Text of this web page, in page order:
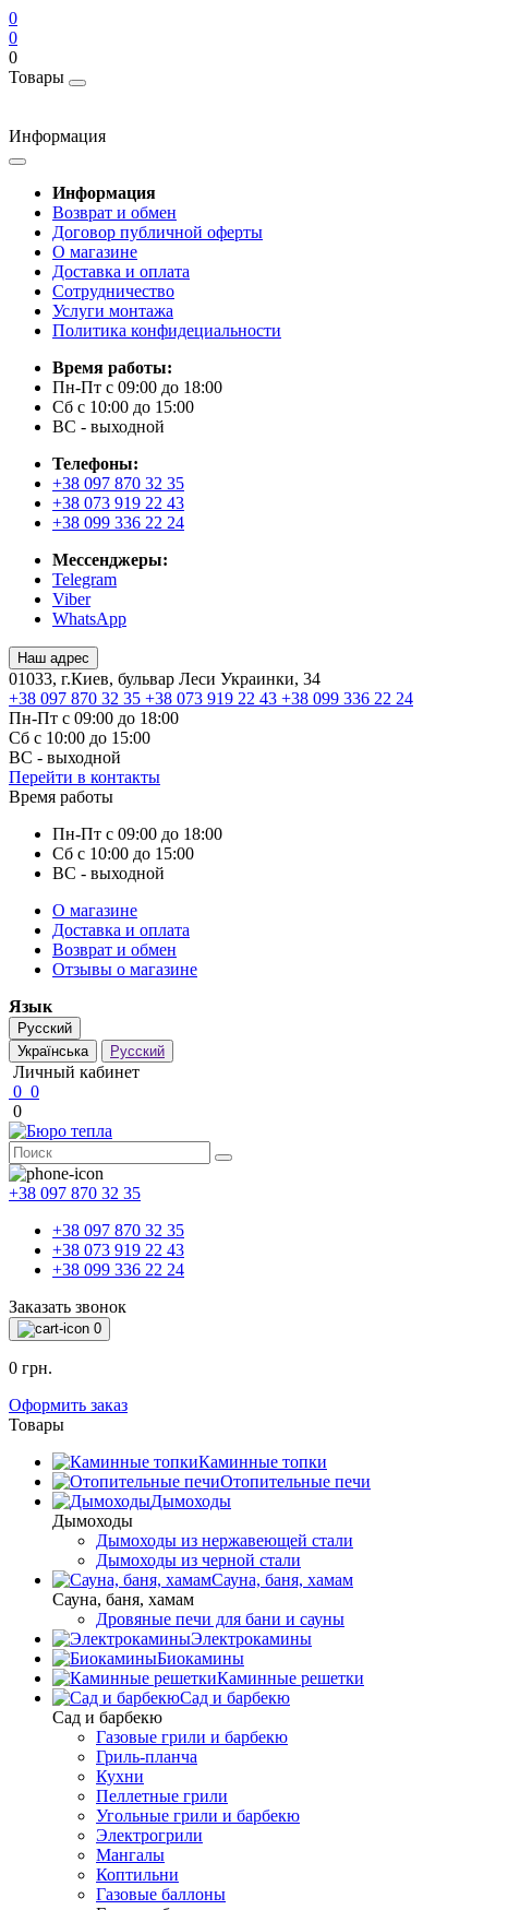
0
0
0
Товары
Информация
Информация
Возврат и обмен
Договор публичной оферты
О магазине
Доставка и оплата
Сотрудничество
Услуги монтажа
Политика конфидециальности
Время работы:
Пн-Пт с 09:00 до 18:00
Сб с 10:00 до 15:00
ВС - выходной
Телефоны:
+38 097 870 32 35
+38 073 919 22 43
+38 099 336 22 24
Мессенджеры:
Telegram
Viber
WhatsApp
Наш адрес
01033, г.Киев, бульвар Леси Украинки, 34
+38 097 870 32 35 +38 073 919 22 43 +38 099 336 22 24
Пн-Пт с 09:00 до 18:00
Сб с 10:00 до 15:00
ВС - выходной
Перейти в контакты
Время работы
Пн-Пт с 09:00 до 18:00
Сб с 10:00 до 15:00
ВС - выходной
О магазине
Доставка и оплата
Возврат и обмен
Отзывы о магазине
Язык
Русский
Українська
Русский
Личный кабинет
0 0
0
+38 097 870 32 35
+38 097 870 32 35
+38 073 919 22 43
+38 099 336 22 24
Заказать звонок
0
0 грн.
Оформить заказ
Товары
Каминные топки
Отопительные печи
Дымоходы
Дымоходы
Дымоходы из нержавеющей стали
Дымоходы из черной стали
Сауна, баня, хамам
Сауна, баня, хамам
Дровяные печи для бани и сауны
Электрокамины
Биокамины
Каминные решетки
Сад и барбекю
Сад и барбекю
Газовые грили и барбекю
Гриль-планча
Кухни
Пеллетные грили
Угольные грили и барбекю
Электрогрили
Мангалы
Коптильни
Газовые баллоны